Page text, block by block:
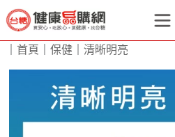
首頁 保健 清晰明亮